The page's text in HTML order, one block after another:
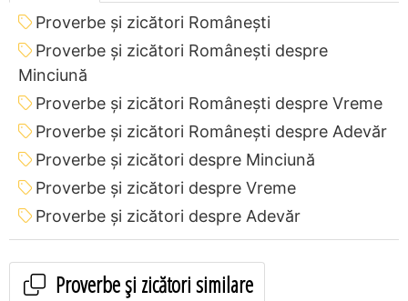
Proverbe și zicători Româneşti
Proverbe și zicători Româneşti despre
Minciună
Proverbe și zicători Româneşti despre Vreme
Proverbe și zicători Româneşti despre Adevăr
Proverbe și zicători despre Minciună
Proverbe și zicători despre Vreme
Proverbe și zicători despre Adevăr
Proverbe și zicători similare